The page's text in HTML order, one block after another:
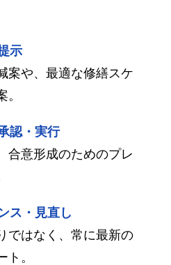
示
案や、最適な修繕スケ
認・実行
合意形成のためのプレ
ス・見直し
ではなく、常に最新の
。